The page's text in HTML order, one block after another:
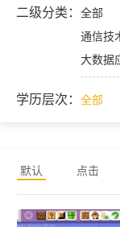
二级分类： 全部
通信技
大数据
学历层次： 全部
默认 点击